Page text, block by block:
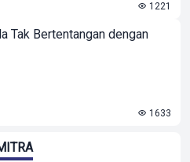
1221
Tak Bertentangan dengan
1633